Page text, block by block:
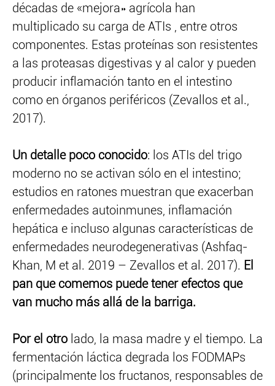
décadas de «mejora» agrícola han
multiplicado su carga de ATIs , entre otros
componentes. Estas proteínas son resistentes
a las proteasas digestivas y al calor y pueden
producir inflamación tanto en el intestino
como en órganos periféricos (Zevallos et al.,
2017).
Un detalle poco conocido: los ATIs del trigo
moderno no se activan sólo en el intestino;
estudios en ratones muestran que exacerban
enfermedades autoinmunes, inflamación
hepática e incluso algunas características de
enfermedades neurodegenerativas (Ashfaq-
Khan, M et al. 2019 – Zevallos et al. 2017). El
pan que comemos puede tener efectos que
van mucho más allá de la barriga.
Por el otro lado, la masa madre y el tiempo. La
fermentación láctica degrada los FODMAPs
(principalmente los fructanos, responsables de